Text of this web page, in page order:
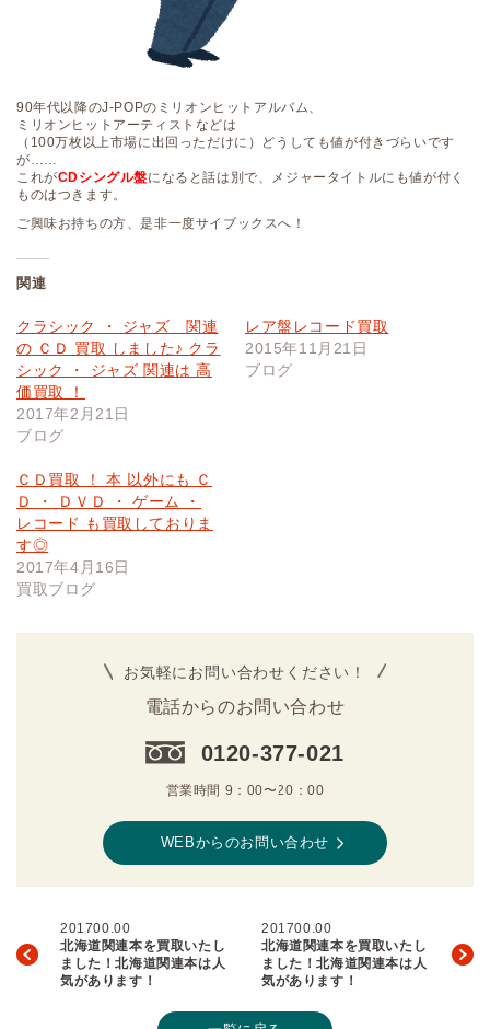
90年代以降のJ-POPのミリオンヒットアルバム、
ミリオンヒットアーティストなどは
（100万枚以上市場に出回っただけに）どうしても値が付きづらいです
が……
これがCDシングル盤になると話は別で、メジャータイトルにも値が付く
ものはつきます。
ご興味お持ちの方、是非一度サイブックスへ！
関連
クラシック ・ ジャズ 関連
の ＣＤ 買取 しました♪ クラ
シック ・ ジャズ 関連は 高
価買取 ！
2017年2月21日
ブログ
レア盤レコード買取
2015年11月21日
ブログ
ＣＤ買取 ！ 本 以外にも Ｃ
Ｄ ・ ＤＶＤ ・ ゲーム ・
レコード も買取しておりま
す◎
2017年4月16日
買取ブログ
お気軽にお問い合わせください！
電話からのお問い合わせ
0120-377-021
営業時間 9：00〜20：00
WEBからのお問い合わせ
201700.00
北海道関連本を買取いたし
ました！北海道関連本は人
気があります！
201700.00
北海道関連本を買取いたし
ました！北海道関連本は人
気があります！